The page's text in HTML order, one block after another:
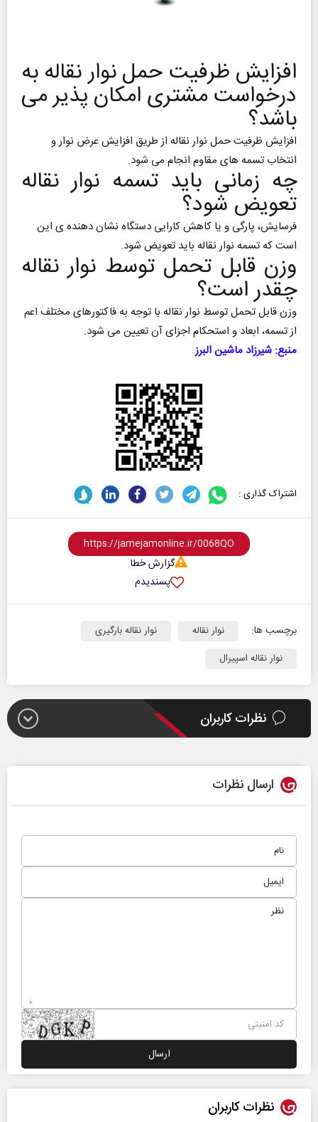
افزایش ظرفیت حمل نوار نقاله به
درخواست مشتری امکان پذیر می
باشد؟
افزایش ظرفیت حمل نوار نقاله از طریق افزایش عرض نوار و
انتخاب تسمه‌ های مقاوم‌ انجام می شود.
چه زمانی باید تسمه نوار نقاله
تعویض شود؟
فرسایش، پارگی و یا کاهش کارایی دستگاه نشان دهنده ی این
است که تسمه نوار نقاله باید تعویض شود.
وزن قابل تحمل توسط نوار نقاله
چقدر است؟
وزن قابل تحمل توسط نوار نقاله با توجه به فاکتورهای مختلف اعم
از تسمه، ابعاد و استحکام اجزای آن تعیین می شود.
منبع: شیرزاد ماشین البرز
اشتراک گذاری :
گزارش خطا
پسندیدم
برچسب ها: نوار نقاله
نوار نقاله بارگیری
نوار نقاله اسپیرال
نظرات کاربران
ارسال نظرات
نظرات کاربران